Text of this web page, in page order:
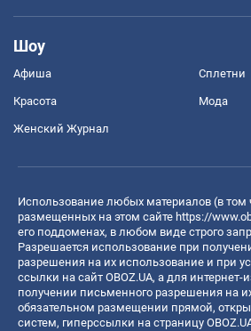
Шоу
Афиша Сплетни
Красота Мода
Женский Журнал
Использование любых материалов (в том
размещенных на этом сайте https://
его поддоменах, в любом виде строго
Разрешается использование при
разрешения на их использование и при
ссылки на сайт OBOZ.UA, а для интернет-
получении письменного разрешения на
обязательном размещении прямой,
систем, гиперссылки на страницу